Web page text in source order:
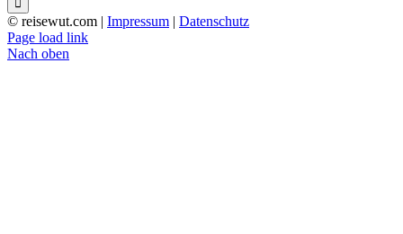
© reisewut.com | Impressum | Datenschutz
Page load link
Nach oben